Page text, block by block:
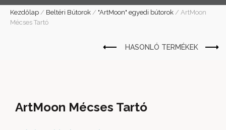
Kezdőlap / Beltéri Bútorok / "ArtMoon" egyedi bútorok / ArtMoon
Mécses Tartó
ArtMoon Mécses Tartó